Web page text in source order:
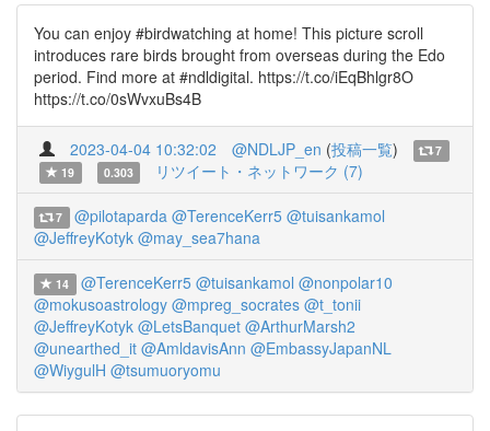
You can enjoy #birdwatching at home! This picture scroll
introduces rare birds brought from overseas during the Edo
period. Find more at #ndldigital. https://t.co/iEqBhlgr8O
https://t.co/0sWvxuBs4B
2023-04-04 10:32:02 @NDLJP_en (投稿一覧)
7
19
0.303 リツイート・ネットワーク (7)
7 @pilotaparda @TerenceKerr5 @tuisankamol
@JeffreyKotyk @may_sea7hana
14 @TerenceKerr5 @tuisankamol @nonpolar10
@mokusoastrology @mpreg_socrates @t_tonii
@JeffreyKotyk @LetsBanquet @ArthurMarsh2
@unearthed_it @AmldavisAnn @EmbassyJapanNL
@WiygulH @tsumuoryomu